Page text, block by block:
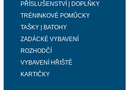
PŘÍSLUŠENSTVÍ | DOPLŇKY
TRÉNINKOVÉ POMŮCKY
TAŠKY | BATOHY
ZADÁCKÉ VYBAVENÍ
ROZHODČÍ
VYBAVENÍ HŘIŠTĚ
KARTIČKY